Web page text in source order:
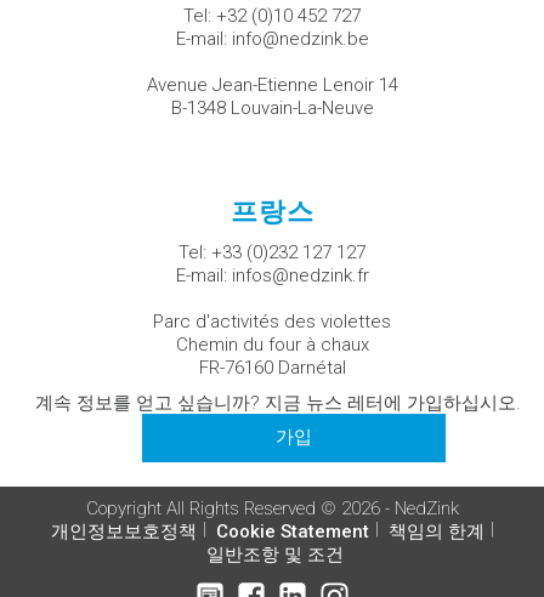
Tel: +32 (0)10 452 727
E-mail: info@nedzink.be
Avenue Jean-Etienne Lenoir 14
B-1348 Louvain-La-Neuve
프랑스
Tel: +33 (0)232 127 127
E-mail: infos@nedzink.fr
Parc d'activités des violettes
Chemin du four à chaux
FR-76160 Darnétal
계속 정보를 얻고 싶습니까? 지금 뉴스 레터에 가입하십시오.
가입
Copyright All Rights Reserved © 2026 - NedZink
개인정보보호정책
Cookie Statement
책임의 한계
일반조항 및 조건